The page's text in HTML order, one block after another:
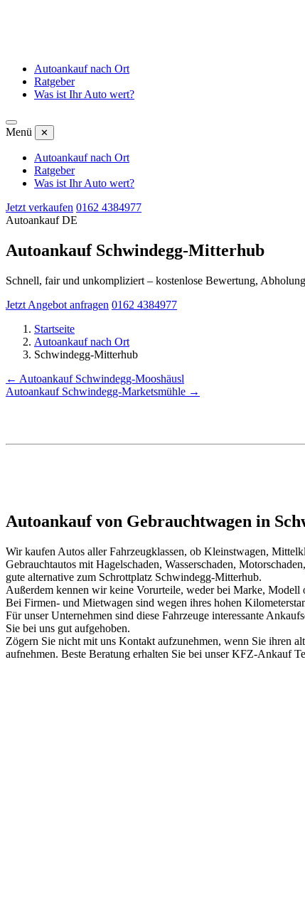
Autoankauf nach Ort
Ratgeber
Was ist Ihr Auto wert?
Menü ✕
Autoankauf nach Ort
Ratgeber
Was ist Ihr Auto wert?
Jetzt verkaufen 0162 4384977
Autoankauf DE
Autoankauf Schwindegg-Mitterhub
Schnell, fair und unkompliziert – kostenlose Bewertung,
Jetzt Angebot anfragen 0162 4384977
Startseite
Autoankauf nach Ort
Schwindegg-Mitterhub
← Autoankauf Schwindegg-Mooshäusl
Autoankauf Schwindegg-Marketsmühle →
Autoankauf von Gebrauchtwagen in
Wir kaufen Autos aller Fahrzeugklassen, ob Kleinstwagen,
Gebrauchtautos mit Hagelschaden, Wasserschaden,
gute alternative zum Schrottplatz Schwindegg-Mitterhub.
Außerdem kennen wir keine Vorurteile, weder bei Marke, Modell
Bei Firmen- und Mietwagen sind wegen ihres hohen
Für unser Unternehmen sind diese Fahrzeuge interessante
Sie bei uns gut aufgehoben.
Zögern Sie nicht mit uns Kontakt aufzunehmen, wenn Sie ihren
aufnehmen. Beste Beratung erhalten Sie bei unser KFZ-Ankauf